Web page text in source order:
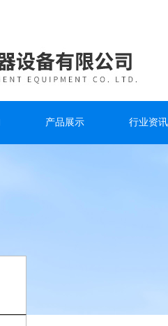
产品展示 行业资讯